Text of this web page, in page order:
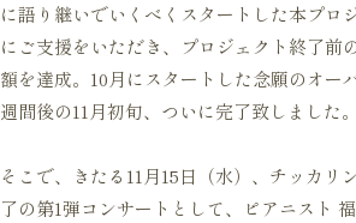
に語り継いでいくべくスタートした本プロ
にご支援をいただき、プロジェクト終了前
額を達成。10月にスタートした念願のオー
週間後の11月初旬、ついに完了致しました。
そこで、きたる11月15日（水）、チッカリ
了の第1弾コンサートとして、ピアニスト